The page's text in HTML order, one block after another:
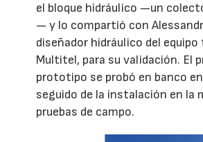
el bloque hidráulico —un
— y lo compartió con
diseñador hidráulico del
Multitel, para su validación. El
prototipo se probó en banco
seguido de la instalación en la
pruebas de campo.